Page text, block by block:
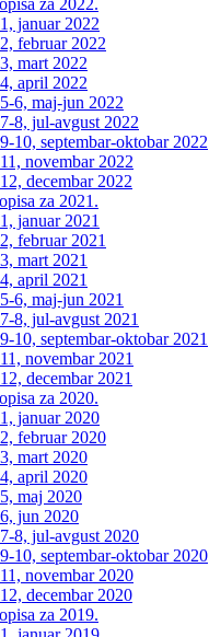
januar 2022
februar 2022
mart 2022
april 2022
6, maj-jun 2022
8, jul-avgust 2022
10, septembar-oktobar 2022
novembar 2022
decembar 2022
za 2021.
januar 2021
februar 2021
mart 2021
april 2021
6, maj-jun 2021
8, jul-avgust 2021
10, septembar-oktobar 2021
novembar 2021
decembar 2021
za 2020.
januar 2020
februar 2020
mart 2020
april 2020
maj 2020
jun 2020
8, jul-avgust 2020
10, septembar-oktobar 2020
novembar 2020
decembar 2020
za 2019.